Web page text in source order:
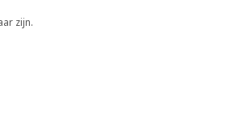
zijn.